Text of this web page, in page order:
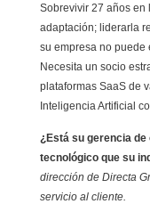
Sobrevivir 27 años en
adaptación; liderarla
su empresa no puede
Necesita un socio
plataformas SaaS de
Inteligencia Artificial
¿Está su gerencia
tecnológico que su
dirección de Directa
servicio al cliente.